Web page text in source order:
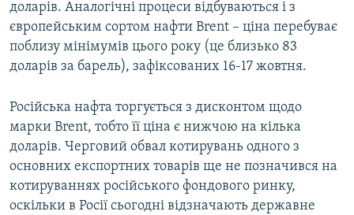
доларів. Аналогічні процеси відбуваються і з
європейським сортом нафти Brent – ціна перебуває
поблизу мінімумів цього року (це близько 83
доларів за барель), зафіксованих 16-17 жовтня.
Російська нафта торгується з дисконтом щодо
марки Brent, тобто її ціна є нижчою на кілька
доларів. Черговий обвал котирувань одного з
основних експортних товарів ще не позначився на
котируваннях російського фондового ринку,
оскільки в Росії сьогодні відзначають державне